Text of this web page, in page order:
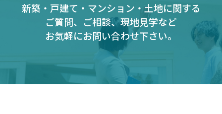
新築・戸建て・マンション・土地に関する
ご質問、ご相談、現地見学など
お気軽にお問い合わせ下さい。